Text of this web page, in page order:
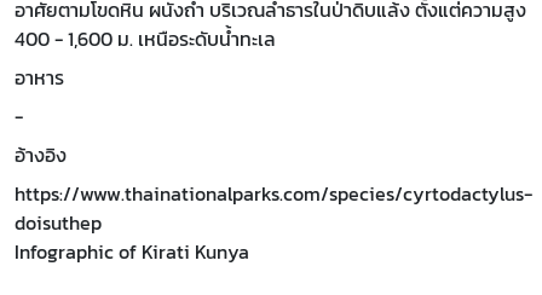
อาศัยตามโขดหิน ผนังถ้ำ บริเวณลำธารในป่าดิบแล้ง ตั้งแต่ความสูง
400 - 1,600 ม. เหนือระดับน้ำทะเล
อาหาร
-
อ้างอิง
https://www.thainationalparks.com/species/cyrtodactylus-
doisuthep
Infographic of Kirati Kunya